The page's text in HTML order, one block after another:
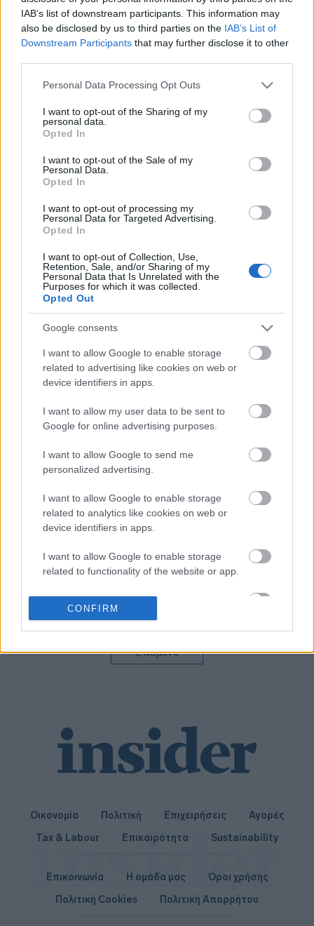
IAB’s list of downstream participants. This information may
also be disclosed by us to third parties on the IAB’s List of
Downstream Participants that may further disclose it to other
Please note that this website/app uses one or more Google
not limited to your visit or usage behaviour. You may click to
grant or deny consent to Google and its third-party tags to
use your data for below specified purposes in below Google
consent section.
Personal Data Processing Opt Outs
I want to opt-out of the Sharing of my
personal data.
Opted In
I want to opt-out of the Sale of my
Personal Data.
Opted In
I want to opt-out of processing my
Personal Data for Targeted Advertising.
Opted In
I want to opt-out of Collection, Use,
Retention, Sale, and/or Sharing of my
Personal Data that Is Unrelated with the
Purposes for which it was collected.
Opted Out
Google consents
I want to allow Google to enable storage
related to advertising like cookies on web or
device identifiers in apps.
I want to allow my user data to be sent to
Google for online advertising purposes.
I want to allow Google to send me
personalized advertising.
I want to allow Google to enable storage
related to analytics like cookies on web or
device identifiers in apps.
I want to allow Google to enable storage
related to functionality of the website or app.
I want to allow Google to enable storage
related to personalization.
related to security, including authentication
CONFIRM
στο δημοσιονομικό
ζύγι
21-07-2026 07:17
Συντάξεις χηρείας:
Σήμερα η ψήφιση της
τις περικοπές-
εκατ. ευρώ για τον
σύνταξη πριν τα 62
- Τι ισχύει για Δημόσιο,
ΔΕΚΟ, τράπεζες
Τσουκαλάς:
Δεσμευόμαστε ξανά
για ΕΚΑΣ στους
χαμηλοσυνταξιούχους
Ανδρουλάκης:
Παρουσιάζει τη
«Ήλιος»: Στα 866€ η
ιδιωτικούς υπαλλήλους
και 1.308€ για το
Δημόσιο
Εντείνεται η έξοδος
προς τη σύνταξη -
Πάνω από 100.000
αιτήσεις στο εξάμηνο
Επόμενο
Οικονομία Πολιτική Επιχειρήσεις
Αγορές
Tax & Labour
Επικαιρότητα Sustainability
Επικοινωνία Η ομάδα μας
Όροι χρήσης
Πολιτική Cookies
Πολιτική Απορρήτου